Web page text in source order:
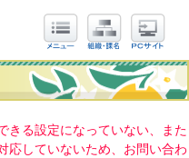
きる設定になっていない、また
応していないため、お問い合わ